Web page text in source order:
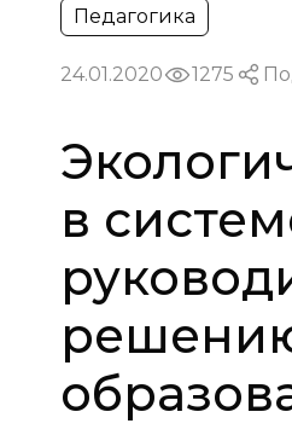
Педагогика
24.01.2020 1275
в